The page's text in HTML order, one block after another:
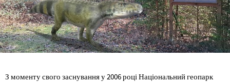
З моменту свого заснування у 2006 році Національний геопарк